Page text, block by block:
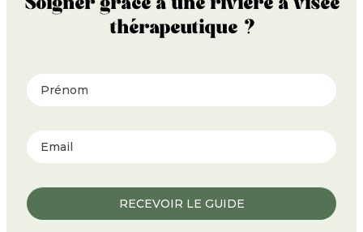
Soigner grâce à une rivière à visée
thérapeutique ?
Prénom
RECEVOIR LE GUIDE